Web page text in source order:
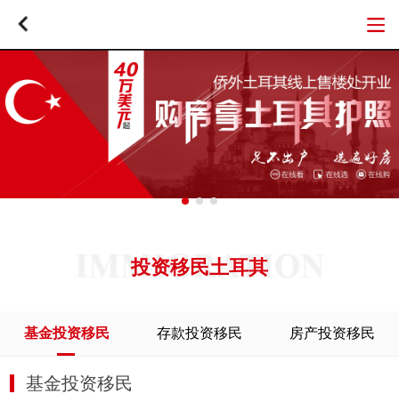
投资移民土耳其
基金投资移民 存款投资移民 房产投资移民
基金投资移民